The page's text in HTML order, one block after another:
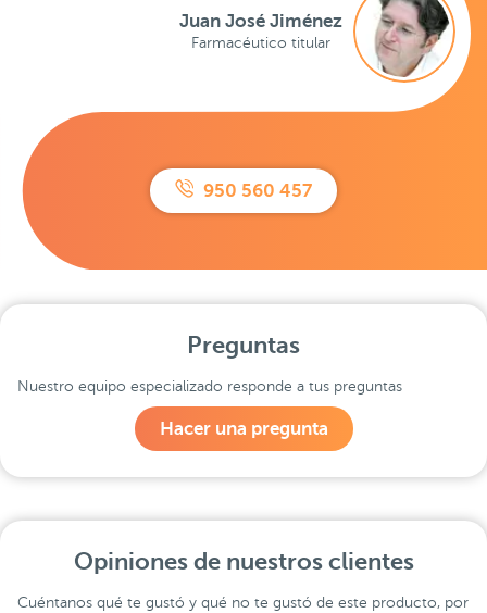
950 560 457
Juan José Jiménez
Farmacéutico titular
Preguntas
Nuestro equipo especializado responde a tus preguntas
Hacer una pregunta
Opiniones de nuestros clientes
Cuéntanos qué te gustó y qué no te gustó de este producto, por